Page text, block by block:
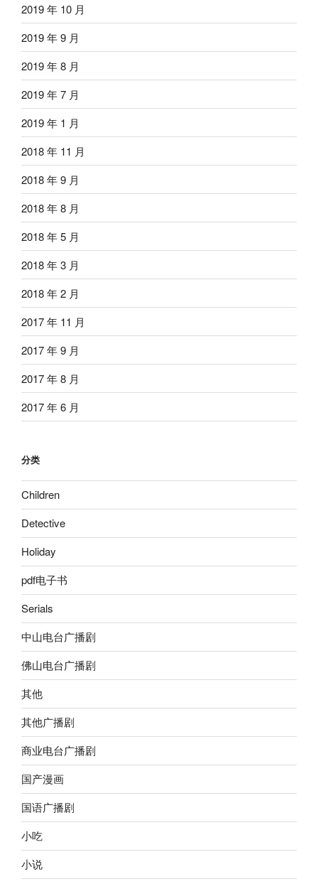
2019 年 10 月
2019 年 9 月
2019 年 8 月
2019 年 7 月
2019 年 1 月
2018 年 11 月
2018 年 9 月
2018 年 8 月
2018 年 5 月
2018 年 3 月
2018 年 2 月
2017 年 11 月
2017 年 9 月
2017 年 8 月
2017 年 6 月
分类
Children
Detective
Holiday
pdf电子书
Serials
中山电台广播剧
佛山电台广播剧
其他
其他广播剧
商业电台广播剧
国产漫画
国语广播剧
小吃
小说